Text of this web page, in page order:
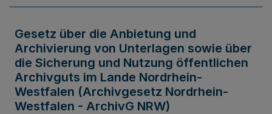
Gesetz über die Anbietung und
Archivierung von Unterlagen sowie über
die Sicherung und Nutzung öffentlichen
Archivguts im Lande Nordrhein-
Westfalen (Archivgesetz Nordrhein-
Westfalen - ArchivG NRW)